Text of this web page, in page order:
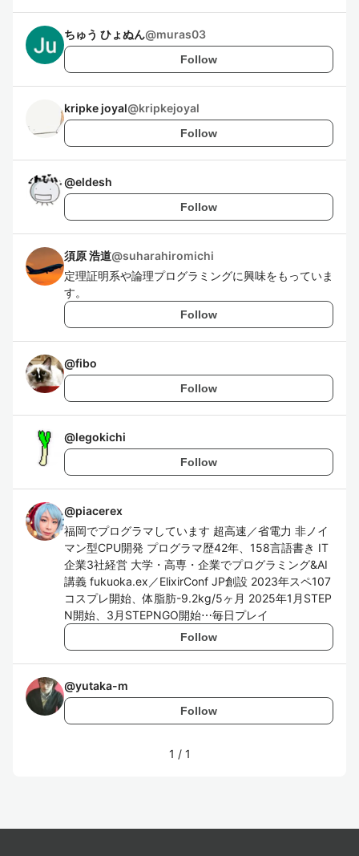
ちゅう ひょぬん@muras03
Follow
kripke joyal@kripkejoyal
Follow
@eldesh
Follow
須原 浩道@suharahiromichi
定理証明系や論理プログラミングに興味をもっていま
す。
Follow
@fibo
Follow
@legokichi
Follow
@piacerex
福岡でプログラマしています 超高速／省電力 非ノイ
マン型CPU開発 プログラマ歴42年、158言語書き IT
企業3社経営 大学・高専・企業でプログラミング&AI
講義 fukuoka.ex／ElixirConf JP創設 2023年スペ107
コスプレ開始、体脂肪-9.2kg/5ヶ月 2025年1月STEP
N開始、3月STEPNGO開始⋯毎日プレイ
Follow
@yutaka-m
Follow
1 / 1